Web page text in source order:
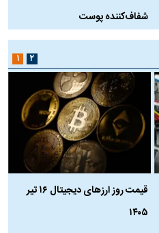
شفاف‌کننده پوست
قیمت روز ارز‌های دیجیتال ۱۶ تیر
۱۴۰۵
۱ ۲